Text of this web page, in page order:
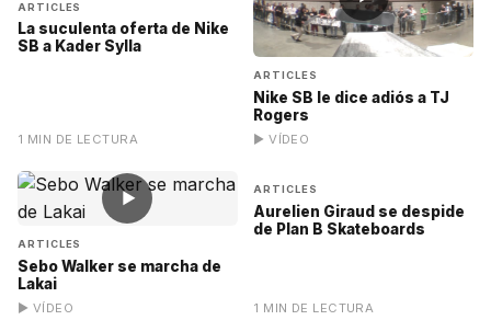
ARTICLES
La suculenta oferta de Nike
SB a Kader Sylla
1 MIN DE LECTURA
ARTICLES
Nike SB le dice adiós a TJ
Rogers
▶ VÍDEO
▶
ARTICLES
Sebo Walker se marcha de
Lakai
▶ VÍDEO
ARTICLES
Aurelien Giraud se despide
de Plan B Skateboards
1 MIN DE LECTURA